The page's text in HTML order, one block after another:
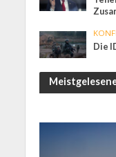
Die